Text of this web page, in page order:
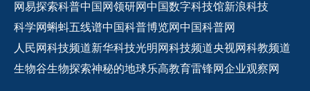
网易探索科普中国网领研网中国数字科技馆新浪科技
科学网蝌蚪五线谱中国科普博览网中国科普网
人民网科技频道新华科技光明网科技频道央视网科教频道
生物谷生物探索神秘的地球乐高教育雷锋网企业观察网